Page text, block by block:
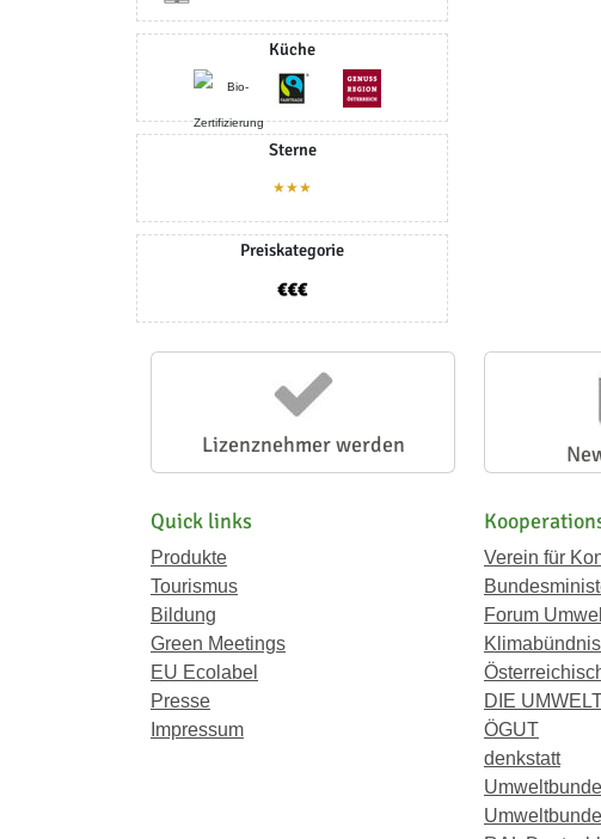
Küche
Sterne
★★★
Preiskategorie
Lizenznehmer werden
Quick links
Produkte
Tourismus
Bildung
Green Meetings
EU Ecolabel
Presse
Impressum
Verein für
Forum
DIE
ÖGUT
denkstatt